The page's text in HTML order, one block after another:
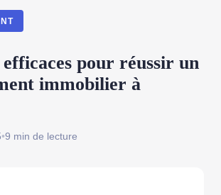
pour réussir un
immobilier à
•9 min de lecture